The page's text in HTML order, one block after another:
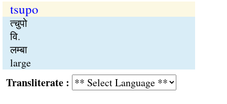
tsupo
त्चुपो
वि.
लम्बा
large
: